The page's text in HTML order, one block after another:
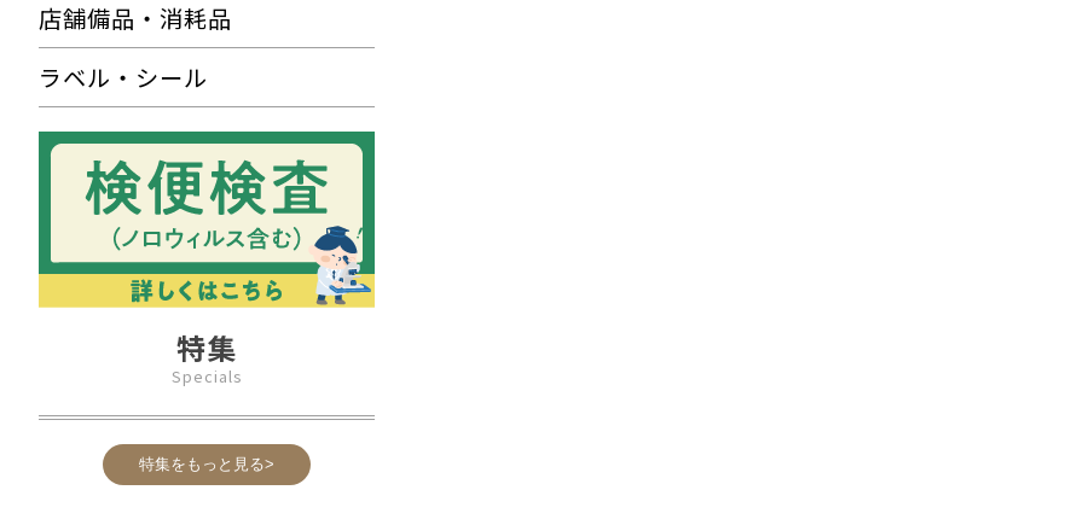
店舗備品・消耗品
ラベル・シール
特集
Specials
特集をもっと見る>